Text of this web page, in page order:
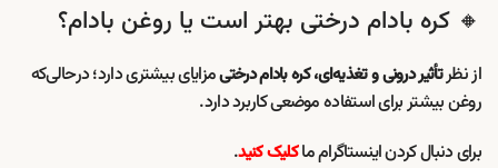
🔸 کره بادام درختی بهتر است یا روغن بادام؟
از نظرتأثیر درونی و تغذیه‌ای، کره بادام درختیمزایای بیشتری دارد؛ درحالی‌که
روغن بیشتر برای استفاده موضعی کاربرد دارد.
برای دنبال کردن اینستاگرام ماکلیک کنید.